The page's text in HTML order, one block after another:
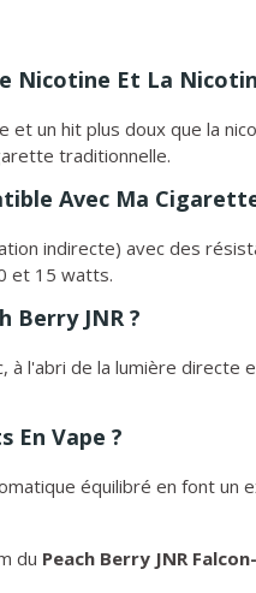
Nicotine Et La
un hit plus doux que la
traditionnelle.
Avec Ma
indirecte) avec des
et 15 watts.
Berry JNR ?
l'abri de la lumière
En Vape ?
équilibré en font
du Peach Berry JNR